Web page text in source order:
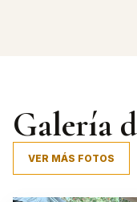
Galería
VER MÁS FOTOS